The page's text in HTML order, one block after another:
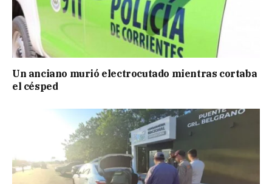
Un anciano murió electrocutado mientras cortaba
el césped